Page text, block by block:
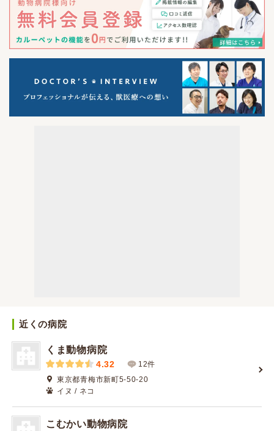
近くの病院
くま動物病院
4.32
12件
東京都青梅市新町5-50-20
イヌ / ネコ
こむかい動物病院